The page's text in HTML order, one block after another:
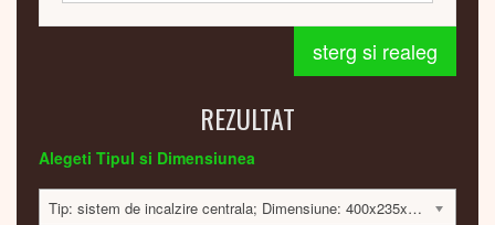
sterg si realeg
REZULTAT
Alegeti Tipul si Dimensiunea
Tip: sistem de incalzire centrala; Dimensiune: 400x235x65mm; 133 Watt; 3864 lei